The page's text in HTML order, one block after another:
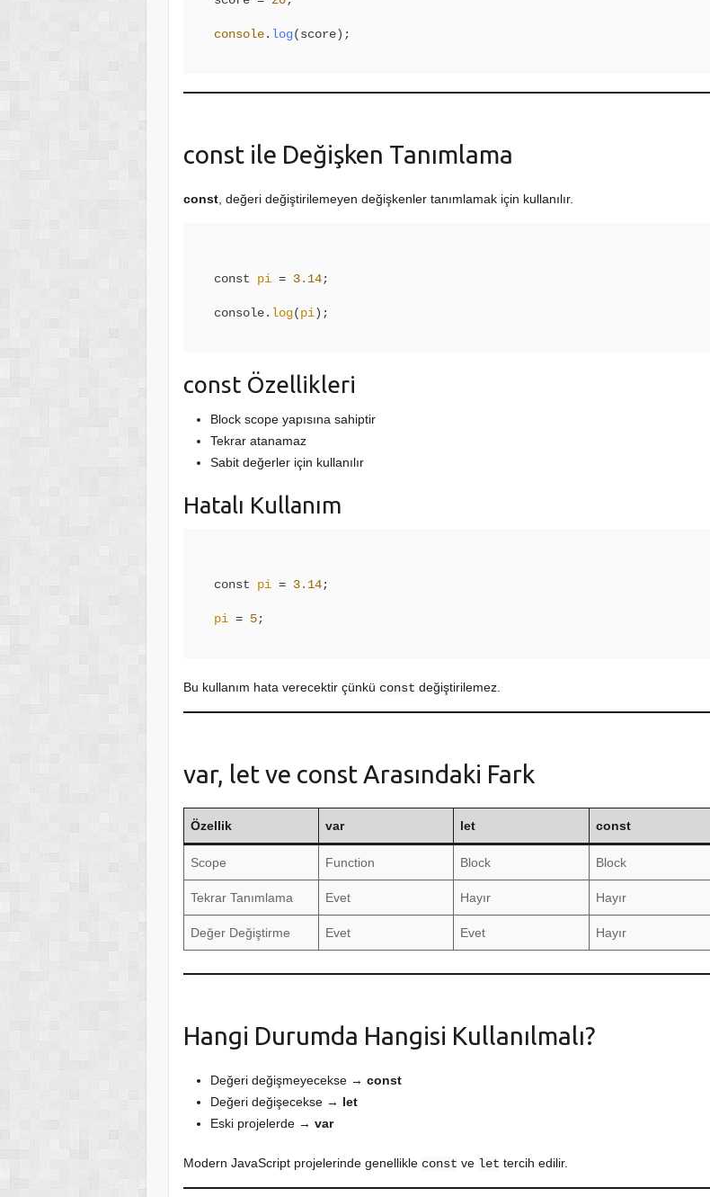
console. log
const ile Değişken Tanımlama
const , değeri değiştirilemeyen değişkenler tanımlamak için kullanılır.
const pi = 3.14;
console. log(pi
const Özellikleri
Block scope yapısına sahiptir
Tekrar atanamaz
Sabit değerler için kullanılır
Hatalı Kullanım
const pi = 3.14;
pi = 5
Bu kullanım hata verecektir çünkü const değiştirilemez.
var, let ve const Arasındaki Fark
Özellik var let const
Scope Function Block Block
Tekrar Tanımlama Evet Hayır Hayır
Değer Değiştirme Evet Evet Hayır
Hangi Durumda Hangisi Kullanılmalı?
Değeri değişmeyecekse →const
Değeri değişecekse → let
Eski projelerde →var
Modern JavaScript projelerinde genellikle const ve let tercih edilir.